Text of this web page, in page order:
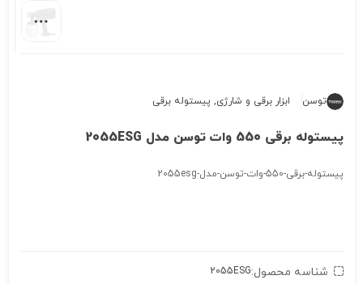
توسن ابزار برقی و شارژی, پیستوله برقی
پیستوله برقی 550 وات توسن مدل 2055ESG
پیستوله-برقی-550-وات-توسن-مدل-2055esg
شناسه محصول:2055ESG